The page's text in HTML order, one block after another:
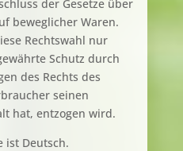
der Gesetze über
beweglicher Waren.
Rechtswahl nur
Schutz durch
des Rechts des
seinen
hat, entzogen wird.
ist Deutsch.